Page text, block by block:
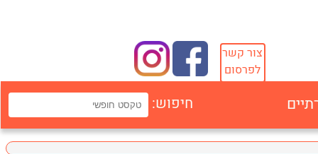
צור קשר
לפרסום
חיפוש: